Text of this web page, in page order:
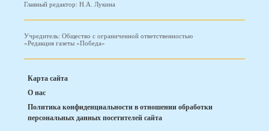
Главный редактор: Н.А. Лукина
Учредитель: Общество с ограниченной ответственностью
«Редакция газеты «Победа»
Карта сайта
О нас
Политика конфиденциальности в отношении обработки
персональных данных посетителей сайта